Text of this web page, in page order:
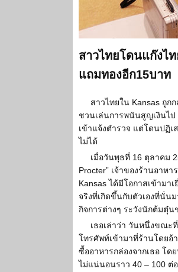
สาวไทยโดนแก๊งไ
แถมทองอีก15บาท
สาวไทยใน Kansas ถู
ชวนเล่นการพนันสูญเงินไป
เข้าแจ้งตำรวจ แต่โดนปฏิ
ไม่ได้
เมื่อวันพุธที่ 16 ตุลาคม
Procter” เจ้าของร้านอาหา
Kansas ได้มีโอกาสเข้ามา
จริงที่เกิดขึ้นกับตัวเองที่นั่น
กิจการต่างๆ ระวังนักต้มตุ๋น
เธอเล่าว่า วันหนึ่งขณะ
โทรศัพท์เข้ามาที่ร้านโดยอ้
ซื้ออาหารกล่องจากเธอ โ
ไม่แน่นอนราว 40 – 100 ต่